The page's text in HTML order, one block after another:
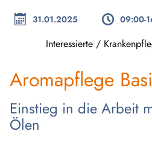
31.01.2025 09:00-
Interessierte /
Aromapflege
Einstieg in die Arbeit
Ölen